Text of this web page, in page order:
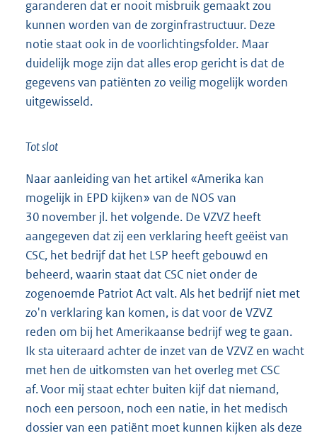
garanderen dat er nooit misbruik gemaakt zou
kunnen worden van de zorginfrastructuur. Deze
notie staat ook in de voorlichtingsfolder. Maar
duidelijk moge zijn dat alles erop gericht is dat de
gegevens van patiënten zo veilig mogelijk worden
uitgewisseld.
Tot slot
Naar aanleiding van het artikel «Amerika kan
mogelijk in EPD kijken» van de NOS van
30 november jl. het volgende. De VZVZ heeft
aangegeven dat zij een verklaring heeft geëist van
CSC, het bedrijf dat het LSP heeft gebouwd en
beheerd, waarin staat dat CSC niet onder de
zogenoemde Patriot Act valt. Als het bedrijf niet met
zo'n verklaring kan komen, is dat voor de VZVZ
reden om bij het Amerikaanse bedrijf weg te gaan.
Ik sta uiteraard achter de inzet van de VZVZ en wacht
met hen de uitkomsten van het overleg met CSC
af. Voor mij staat echter buiten kijf dat niemand,
noch een persoon, noch een natie, in het medisch
dossier van een patiënt moet kunnen kijken als deze